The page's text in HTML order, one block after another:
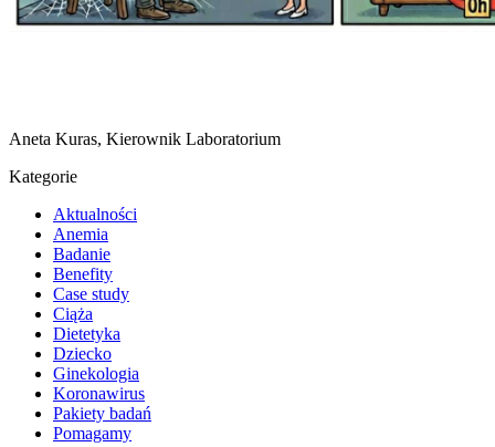
Aneta Kuras, Kierownik Laboratorium
Kategorie
Aktualności
Anemia
Badanie
Benefity
Case study
Ciąża
Dietetyka
Dziecko
Ginekologia
Koronawirus
Pakiety badań
Pomagamy